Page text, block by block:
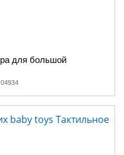
для большой
04934